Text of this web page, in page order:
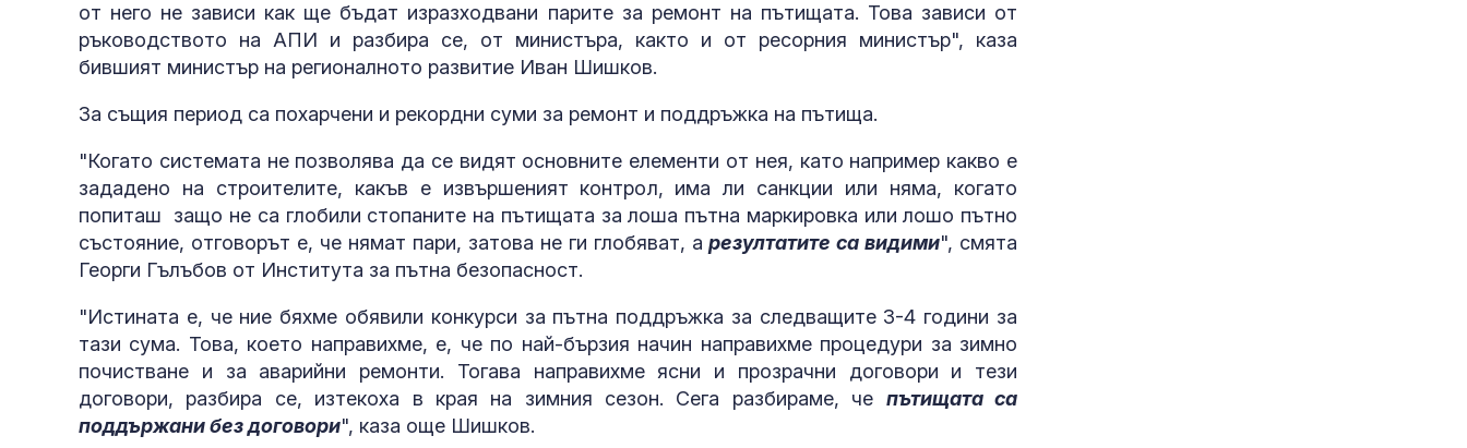
от него не зависи как ще бъдат изразходвани парите за ремонт на пътищата. Това зависи от
ръководството на АПИ и разбира се, от министъра, както и от ресорния министър", каза
бившият министър на регионалното развитие Иван Шишков.
За същия период са похарчени и рекордни суми за ремонт и поддръжка на пътища.
"Когато системата не позволява да се видят основните елементи от нея, като например какво е
зададено на строителите, какъв е извършеният контрол, има ли санкции или няма, когато
попиташ защо не са глобили стопаните на пътищата за лоша пътна маркировка или лошо пътно
състояние, отговорът е, че нямат пари, затова не ги глобяват, а резултатите са видими", смята
Георги Гълъбов от Института за пътна безопасност.
"Истината е, че ние бяхме обявили конкурси за пътна поддръжка за следващите 3-4 години за
тази сума. Това, което направихме, е, че по най-бързия начин направихме процедури за зимно
почистване и за аварийни ремонти. Тогава направихме ясни и прозрачни договори и тези
договори, разбира се, изтекоха в края на зимния сезон. Сега разбираме, че пътищата са
поддържани без договори", каза още Шишков.